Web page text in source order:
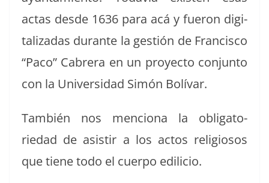
actas des­de 1636 para acá y fueron dig­i­
tal­izadas durante la gestión de Fran­cis­co
“Paco” Cabr­era en un proyec­to con­jun­to
con la Uni­ver­si­dad Simón Bolívar.
Tam­bién nos men­ciona la oblig­a­to­
riedad de asi­s­tir a los actos reli­giosos
que tiene todo el cuer­po edilicio.